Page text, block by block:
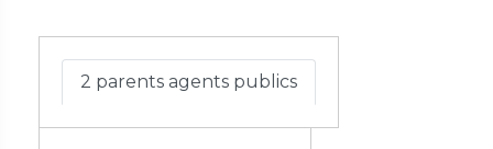
2 parents agents publics